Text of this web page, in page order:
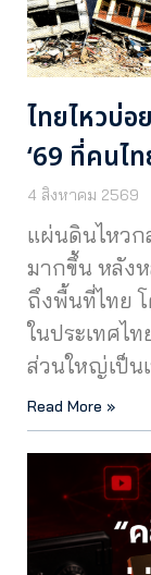
ไทยไหวบ่
‘69 ที่คนไ
4 สิงหาคม 2569
แผ่นดินไหวก
มากขึ้น หลัง
ถึงพื้นที่ไทย
ในประเทศไ
ส่วนใหญ่เป็น
Read More »